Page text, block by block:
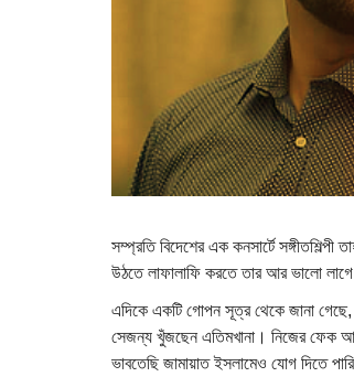
সম্প্রতি বিদেশের এক কনসার্টে
উঠতে লাফালাফি করতে তার আর ভালো লাগে
এদিকে একটি গোপন সূত্র থেকে জানা
সেজন্য খুঁজছেন এতিমখানা। নিজের ফেক
ভাবতেছি জামায়াত ইসলামেও যোগ দিতে